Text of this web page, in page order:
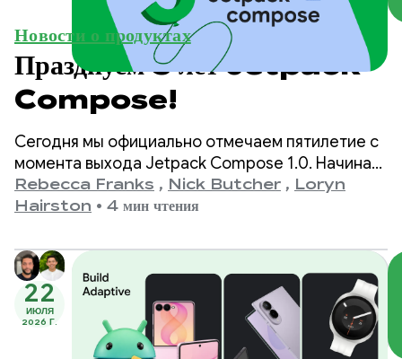
Новости о продуктах
Празднуем 5 лет Jetpack
Compose!
Сегодня мы официально отмечаем пятилетие с
момента выхода Jetpack Compose 1.0. Начиная
с версии 1.0, анонсированной 28 июля 2021 года,
и заканчивая нашей последней версией 1.11, мы
и мы хотим отметить это событие.
Rebecca Franks , Nick Butcher , Loryn
Hairston • 4 мин чтения
22
ИЮЛЯ
2026 Г.